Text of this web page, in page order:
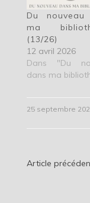
Du nouveau
ma
(13/26)
12 avril 2026
Dans "Du
dans ma
25 septembre
Article